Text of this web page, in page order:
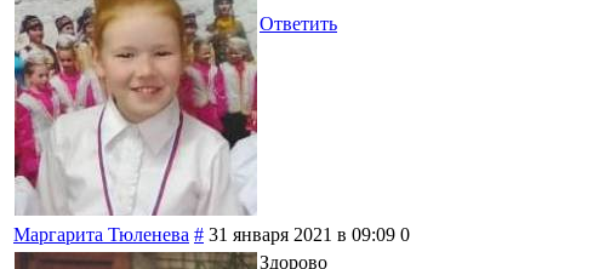
Ответить
Маргарита Тюленева # 31 января 2021 в 09:09 0
Здорово